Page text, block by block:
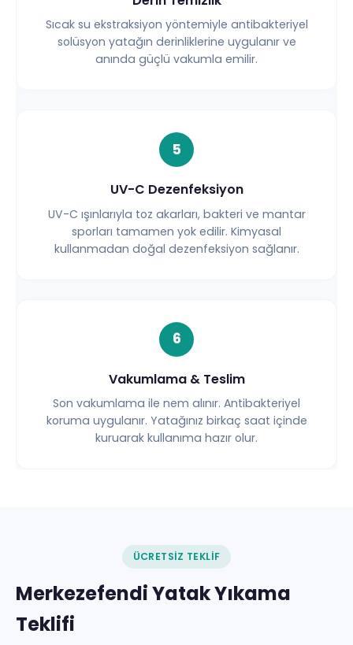
Sıcak su ekstraksiyon yöntemiyle antibakteriyel
solüsyon yatağın derinliklerine uygulanır ve
anında güçlü vakumla emilir.
5
UV-C Dezenfeksiyon
UV-C ışınlarıyla toz akarları, bakteri ve mantar
sporları tamamen yok edilir. Kimyasal
kullanmadan doğal dezenfeksiyon sağlanır.
6
Vakumlama & Teslim
Son vakumlama ile nem alınır. Antibakteriyel
koruma uygulanır. Yatağınız birkaç saat içinde
kuruarak kullanıma hazır olur.
ÜCRETSIZ TEKLIF
Merkezefendi Yatak Yıkama
Teklifi